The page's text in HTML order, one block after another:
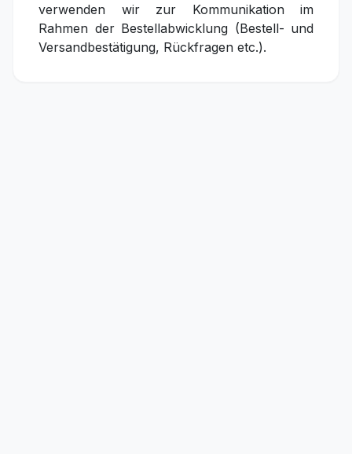
verwenden wir zur Kommunikation im
Rahmen der Bestellabwicklung (Bestell- und
Versandbestätigung, Rückfragen etc.).